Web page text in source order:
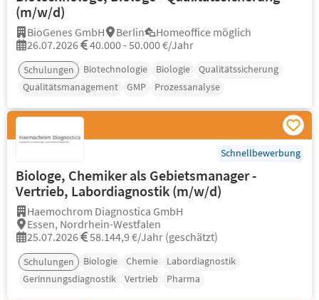
(m/w/d)
BioGenes GmbH Berlin
Homeoffice möglich
26.07.2026
40.000 - 50.000 €/Jahr
Schulungen Biotechnologie Biologie
Qualitätssicherung
Qualitätsmanagement
GMP Prozessanalyse
Schnellbewerbung
Biologe, Chemiker als Gebietsmanager -
Vertrieb, Labordiagnostik (m/w/d)
Haemochrom Diagnostica GmbH
Essen, Nordrhein-Westfalen
25.07.2026
58.144,9 €/Jahr (geschätzt)
Schulungen Biologie Chemie
Labordiagnostik
Gerinnungsdiagnostik
Vertrieb Pharma